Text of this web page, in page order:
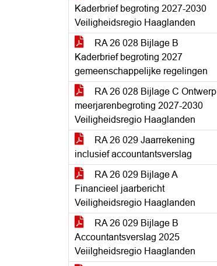
Kaderbrief begroting 2027-2030
Veiligheidsregio Haaglanden
RA 26 028 Bijlage B
Kaderbrief begroting 2027
gemeenschappelijke regelingen
RA 26 028 Bijlage C Ontwerp
meerjarenbegroting 2027-2030
Veiligheidsregio Haaglanden
RA 26 029 Jaarrekening
inclusief accountantsverslag
RA 26 029 Bijlage A
Financieel jaarbericht
Veiligheidsregio Haaglanden
RA 26 029 Bijlage B
Accountantsverslag 2025
Veiilgheidsregio Haaglanden